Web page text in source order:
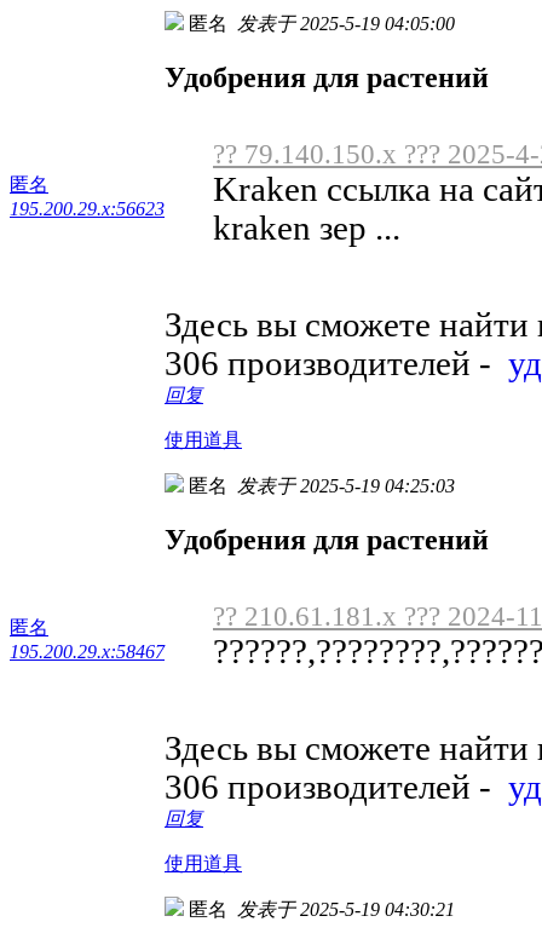
匿名
195.200.29.x:56623
匿名 发表于 2025-5-19 04:05:00
Удобрения для растений
?? 79.140.150.x ??? 2025-
Kraken ссылка на
kraken зер ...
Здесь вы сможете
306 производителей -
回复
使用道具
匿名
195.200.29.x:58467
匿名 发表于 2025-5-19 04:25:03
Удобрения для растений
?? 210.61.181.x ??? 2024-
Здесь вы сможете
306 производителей -
回复
使用道具
匿名 发表于 2025-5-19 04:30:21